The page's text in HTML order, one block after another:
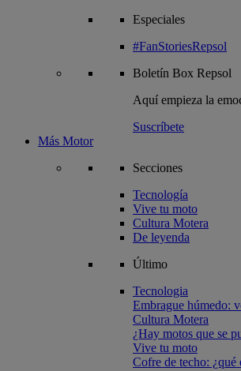
Especiales
#FanStoriesRepsol
Boletín Box Repsol
Aquí empieza la
Suscríbete
Más Motor
Secciones
Tecnología
Vive tu moto
Cultura Motera
De leyenda
Último
Tecnologia
Embrague húmedo:
Cultura Motera
¿Hay motos que se
Vive tu moto
Cofre de techo: ¿qué